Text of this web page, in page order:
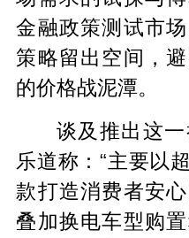
金融政策测试市
策略留出空间，
的价格战泥潭。
谈及推出这
乐道称：“主要以
款打造消费者安
叠加换电车型购